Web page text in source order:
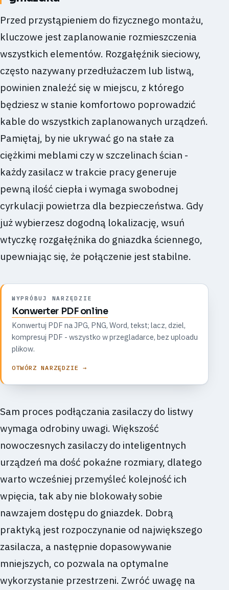
Przed przystąpieniem do fizycznego montażu,
kluczowe jest zaplanowanie rozmieszczenia
wszystkich elementów. Rozgałęźnik sieciowy,
często nazywany przedłużaczem lub listwą,
powinien znaleźć się w miejscu, z którego
będziesz w stanie komfortowo poprowadzić
kable do wszystkich zaplanowanych urządzeń.
Pamiętaj, by nie ukrywać go na stałe za
ciężkimi meblami czy w szczelinach ścian -
każdy zasilacz w trakcie pracy generuje
pewną ilość ciepła i wymaga swobodnej
cyrkulacji powietrza dla bezpieczeństwa. Gdy
już wybierzesz dogodną lokalizację, wsuń
wtyczkę rozgałęźnika do gniazdka ściennego,
upewniając się, że połączenie jest stabilne.
WYPRÓBUJ NARZĘDZIE
Konwerter PDF online
Konwertuj PDF na JPG, PNG, Word, tekst; lacz, dziel,
kompresuj PDF - wszystko w przegladarce, bez uploadu
plikow.
OTWÓRZ NARZĘDZIE →
Sam proces podłączania zasilaczy do listwy
wymaga odrobiny uwagi. Większość
nowoczesnych zasilaczy do inteligentnych
urządzeń ma dość pokaźne rozmiary, dlatego
warto wcześniej przemyśleć kolejność ich
wpięcia, tak aby nie blokowały sobie
nawzajem dostępu do gniazdek. Dobrą
praktyką jest rozpoczynanie od największego
zasilacza, a następnie dopasowywanie
mniejszych, co pozwala na optymalne
wykorzystanie przestrzeni. Zwróć uwagę na